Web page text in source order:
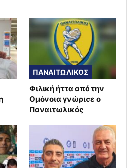
ΠΑΝΑΙΤΩΛΙΚΟΣ
Φιλική ήττα από την
Ομόνοια γνώρισε ο
Παναιτωλικός